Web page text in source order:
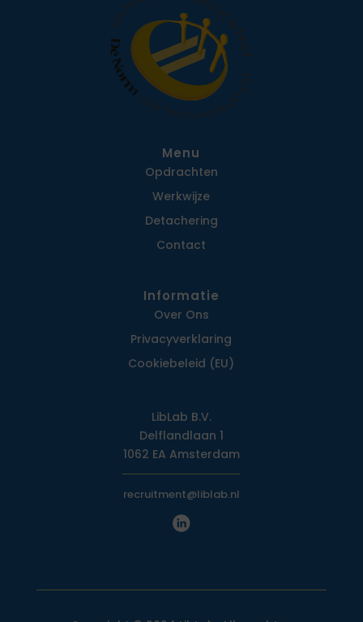
Menu
Opdrachten
Werkwijze
Detachering
Contact
Informatie
Over Ons
Privacy­verklaring
Cookiebeleid (EU)
LibLab B.V.
Delflandlaan 1
1062 EA Amsterdam
recruitment@liblab.nl